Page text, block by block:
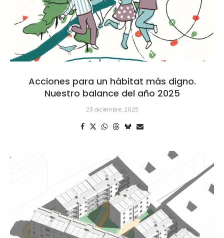
Acciones para un hábitat más digno.
Nuestro balance del año 2025
23 diciembre, 2025